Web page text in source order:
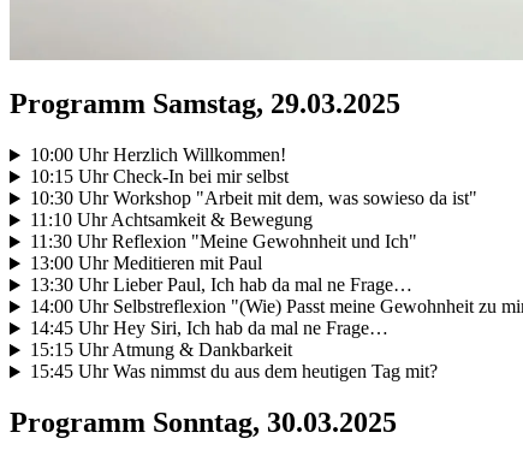
Programm Samstag, 29.03.2025
10:00 Uhr Herzlich Willkommen!
10:15 Uhr Check-In bei mir selbst
10:30 Uhr Workshop "Arbeit mit dem, was sowieso da ist"
11:10 Uhr Achtsamkeit & Bewegung
11:30 Uhr Reflexion "Meine Gewohnheit und Ich"
13:00 Uhr Meditieren mit Paul
13:30 Uhr Lieber Paul, Ich hab da mal ne Frage…
14:00 Uhr Selbstreflexion "(Wie) Passt meine Gewohnheit zu
14:45 Uhr Hey Siri, Ich hab da mal ne Frage…
15:15 Uhr Atmung & Dankbarkeit
15:45 Uhr Was nimmst du aus dem heutigen Tag mit?
Programm Sonntag, 30.03.2025